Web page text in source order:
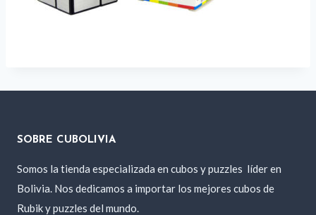
SOBRE CUBOLIVIA
Somos la tienda especializada en cubos y puzzles líder en
Bolivia. Nos dedicamos a importar los mejores cubos de
Rubik y puzzles del mundo.